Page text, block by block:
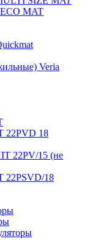
MAT
Veria
22PVD 18
22PV/15 (не
22PSVD/18